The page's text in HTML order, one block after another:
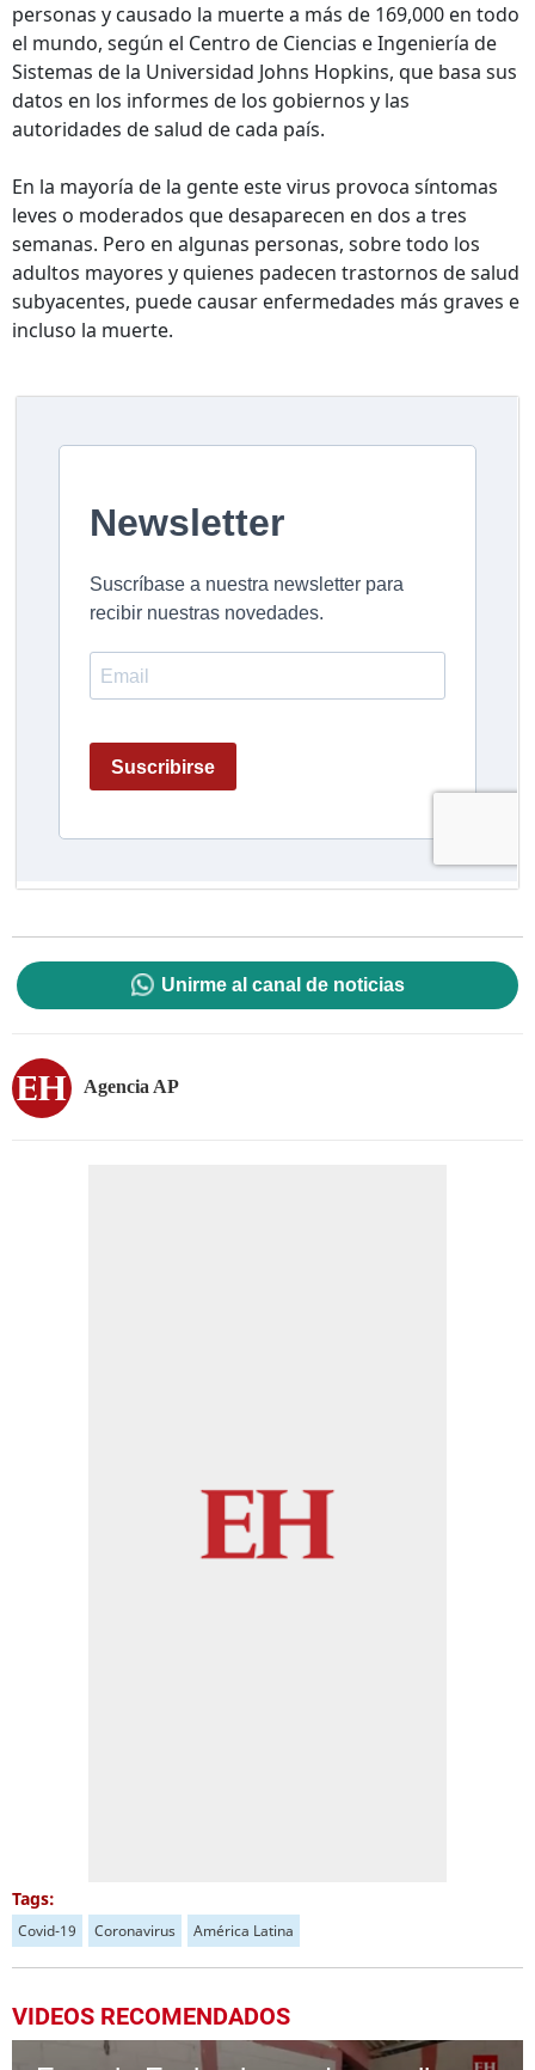
personas y causado la muerte a más de 169,000 en todo
el mundo, según el Centro de Ciencias e Ingeniería de
Sistemas de la Universidad Johns Hopkins, que basa sus
datos en los informes de los gobiernos y las
autoridades de salud de cada país.
En la mayoría de la gente este virus provoca síntomas
leves o moderados que desaparecen en dos a tres
semanas. Pero en algunas personas, sobre todo los
adultos mayores y quienes padecen trastornos de salud
subyacentes, puede causar enfermedades más graves e
incluso la muerte.
Unirme al canal de noticias
Agencia AP
Tags:
Covid-19 Coronavirus América Latina
VIDEOS RECOMENDADOS